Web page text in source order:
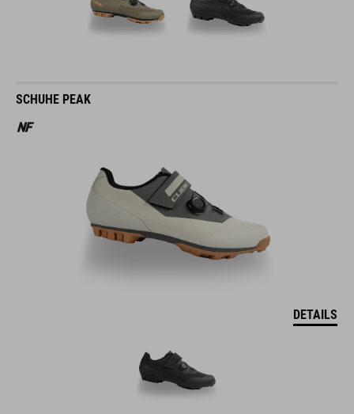
SCHUHE PEAK
DETAILS